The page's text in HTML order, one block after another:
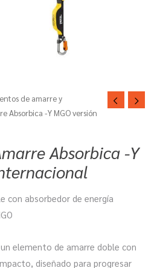
de amarre y
Absorbica -Y MGO versión
Absorbica -Y
con absorbedor de energía
un elemento de amarre doble con
diseñado para progresar